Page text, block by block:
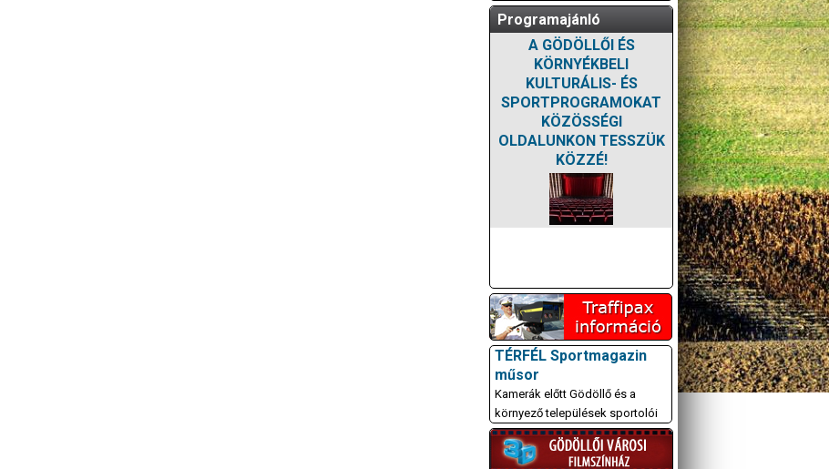
Programajánló
A GÖDÖLLŐI ÉS
KÖRNYÉKBELI
KULTURÁLIS- ÉS
SPORTPROGRAMOKAT
KÖZÖSSÉGI
OLDALUNKON TESSZÜK
KÖZZÉ!
TÉRFÉL Sportmagazin
műsor
Kamerák előtt Gödöllő és a
környező települések sportolói